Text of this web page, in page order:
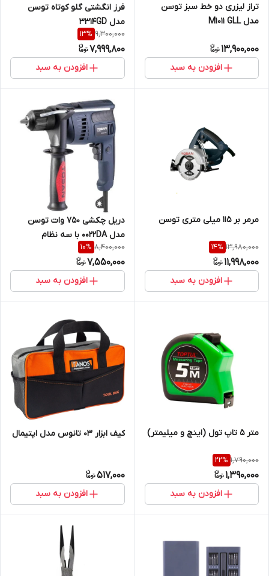
تراز لیزری دو خط سبز توسن
مدل M1011 GLL
13,900,000
افزودن به سبد
فرز انگشتی گلو کوتاه توسن
مدل 3314GD
9,300,000
13%
7,999,800
افزودن به سبد
مرمر بر 115 میلی متری توسن
13,980,000
14%
11,998,000
افزودن به سبد
دریل چکشی 750 وات توسن
مدل 0022DA با سه نظام
اتوماتیک
8,400,000
10%
7,550,000
افزودن به سبد
متر 5 تاپ تول (اینچ و میلیمتر)
1,790,000
22%
1,390,000
افزودن به سبد
کیف ابزار 03 تانوس مدل اپتیمال
517,000
افزودن به سبد